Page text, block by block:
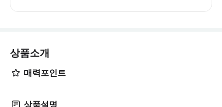
상품소개
매력포인트
상품설명